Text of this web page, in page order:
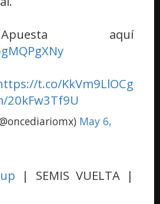
aquí
t.co/KkVm9LlOCg
20kFw3Tf9U
May 6,
| SEMIS VUELTA |